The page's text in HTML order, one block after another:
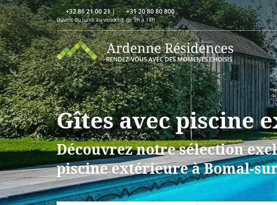
+32 86 21 00 21| +31 20 80 80 800
Ouvert du lundi au vendredi de 9h à 18h
Gîtes avec piscine
Découvrez notre sélection
piscine extérieure à Bomal-